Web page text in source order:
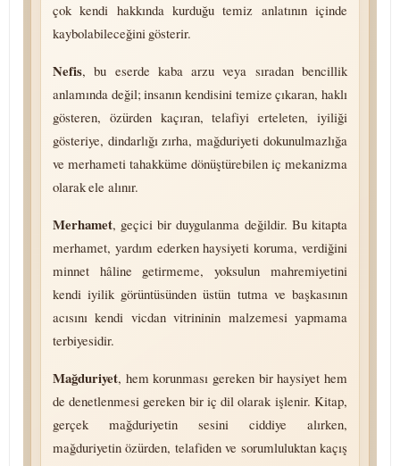
çok kendi hakkında kurduğu temiz anlatının içinde
kaybolabileceğini gösterir.
Nefis, bu eserde kaba arzu veya sıradan bencillik
anlamında değil; insanın kendisini temize çıkaran, haklı
gösteren, özürden kaçıran, telafiyi erteleten, iyiliği
gösteriye, dindarlığı zırha, mağduriyeti do­ku­nul­maz­lı­ğa
ve merhameti tahakküme dönüştürebilen iç mekanizma
olarak ele alınır.
Merhamet, geçici bir duygulanma değildir. Bu kitapta
merhamet, yardım ederken haysiyeti koruma, verdiğini
minnet hâline getirmeme, yoksulun mahremiyetini
kendi iyilik görüntüsünden üstün tutma ve başkasının
acısını kendi vicdan vitrininin malzemesi yapmama
terbiyesidir.
Mağduriyet, hem korunması gereken bir haysiyet hem
de denetlenmesi gereken bir iç dil olarak işlenir. Kitap,
gerçek mağduriyetin sesini ciddiye alırken,
mağduriyetin özürden, telafiden ve so­rum­lu­luk­tan kaçış